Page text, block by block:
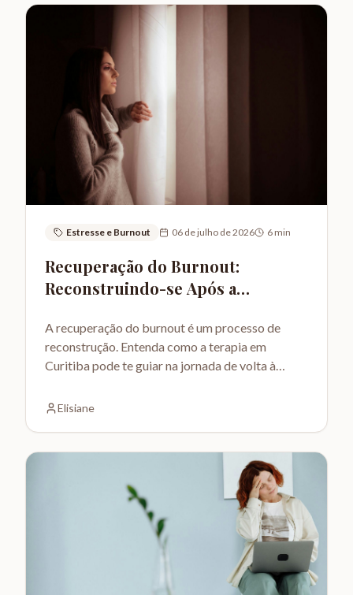
Estresse e Burnout 06 de julho de 2026 6min
Recuperação do Burnout:
Reconstruindo-se Após a
A recuperação do burnout é um processo de
reconstrução. Entenda como a terapia em
Curitiba pode te guiar na jornada de volta à
Elisiane